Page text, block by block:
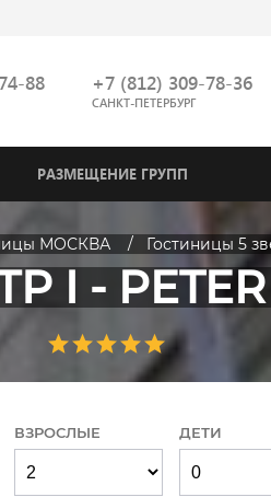
88 +7 (812) 309-78-36
САНКТ-ПЕТЕРБУРГ
РАЗМЕЩЕНИЕ ГРУПП
МОСКВА Гостиницы 5
I - PETER
ВЗРОСЛЫЕ ДЕТИ